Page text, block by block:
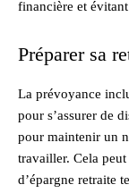
financière et
Préparer sa
La prévoyance
pour s’assurer de
pour maintenir un
travailler. Cela
d’épargne retraite